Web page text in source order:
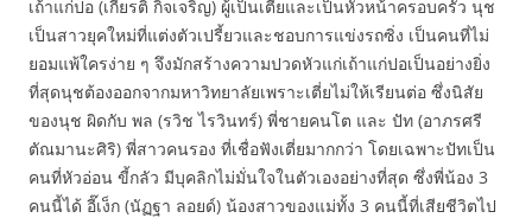
เถ้าแก่ปอ (เกียรติ กิจเจริญ) ผู้เป็นเตี่ยและเป็นหัวหน้าครอบครัว นุช
เป็นสาวยุคใหม่ที่แต่งตัวเปรี้ยวและชอบการแข่งรถซิ่ง เป็นคนที่ไม่
ยอมแพ้ใครง่าย ๆ จึงมักสร้างความปวดหัวแก่เถ้าแก่ปอเป็นอย่างยิ่ง
ที่สุดนุชต้องออกจากมหาวิทยาลัยเพราะเตี่ยไม่ให้เรียนต่อ ซึ่งนิสัย
ของนุช ผิดกับ พล (รวิช ไรวินทร์) พี่ชายคนโต และ ปัท (อาภรศรี
ตัณมานะศิริ) พี่สาวคนรอง ที่เชื่อฟังเตี่ยมากกว่า โดยเฉพาะปัทเป็น
คนที่หัวอ่อน ขี้กลัว มีบุคลิกไม่มั่นใจในตัวเองอย่างที่สุด ซึ่งพี่น้อง 3
คนนี้ได้ อี๊เง็ก (นัฏฐา ลอยด์) น้องสาวของแม่ทั้ง 3 คนนี้ที่เสียชีวิตไป